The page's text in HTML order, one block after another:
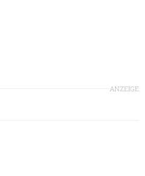
ANZEIGE